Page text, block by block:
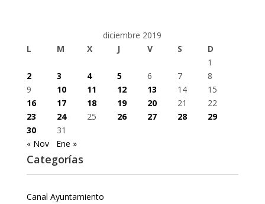
diciembre 2019
L
M X J V S
D
1
2
3 4 5 6 7
8
9
10 11 12 13 14
15
16
17 18 19 20 21
22
23
24 25 26 27 28
29
30
31
« Nov
Ene »
Categorías
Canal Ayuntamiento